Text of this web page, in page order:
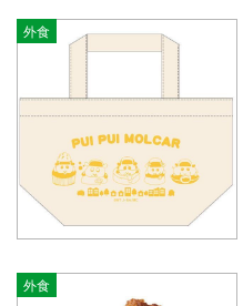
外食
外食